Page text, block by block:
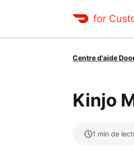
for
Centre d'aide
Kinjo
1 min de